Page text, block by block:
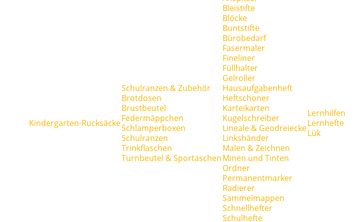
Kindergarten-Rucksäcke
Schulranzen & Zubehör
Brotdosen
Brustbeutel
Federmäppchen
Schlamperboxen
Schulranzen
Trinkflaschen
Turnbeutel & Sportaschen
Bleistifte
Blöcke
Buntstifte
Bürobedarf
Fasermaler
Fineliner
Füllhalter
Gelroller
Hausaufgabenheft
Heftschoner
Karteikarten
Kugelschreiber
Lineale & Geodreiecke
Linkshänder
Malen & Zeichnen
Minen und Tinten
Ordner
Permanentmarker
Radierer
Sammelmappen
Schnellhefter
Schulhefte
Lernhilfen
Lernhefte
Lük